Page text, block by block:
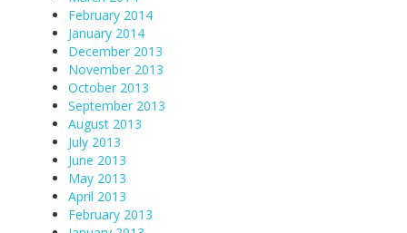
February 2014
January 2014
December 2013
November 2013
October 2013
September 2013
August 2013
July 2013
June 2013
May 2013
April 2013
February 2013